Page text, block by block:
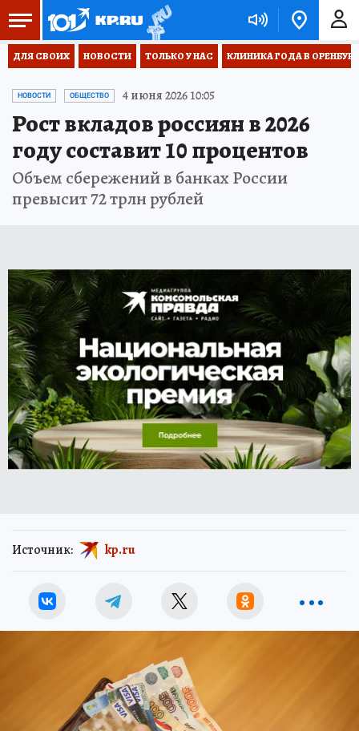
ДЛЯ СВОИХ НОВОСТИ ТОЛЬКО У НАС КЛИНИКА ГОДА В
НОВОСТИ ОБЩЕСТВО 4 июня 2026 10:05
Рост вкладов россиян в 2026
году составит 10 процентов
Объем сбережений в банках России
превысит 72 трлн рублей
Источник: kp.ru